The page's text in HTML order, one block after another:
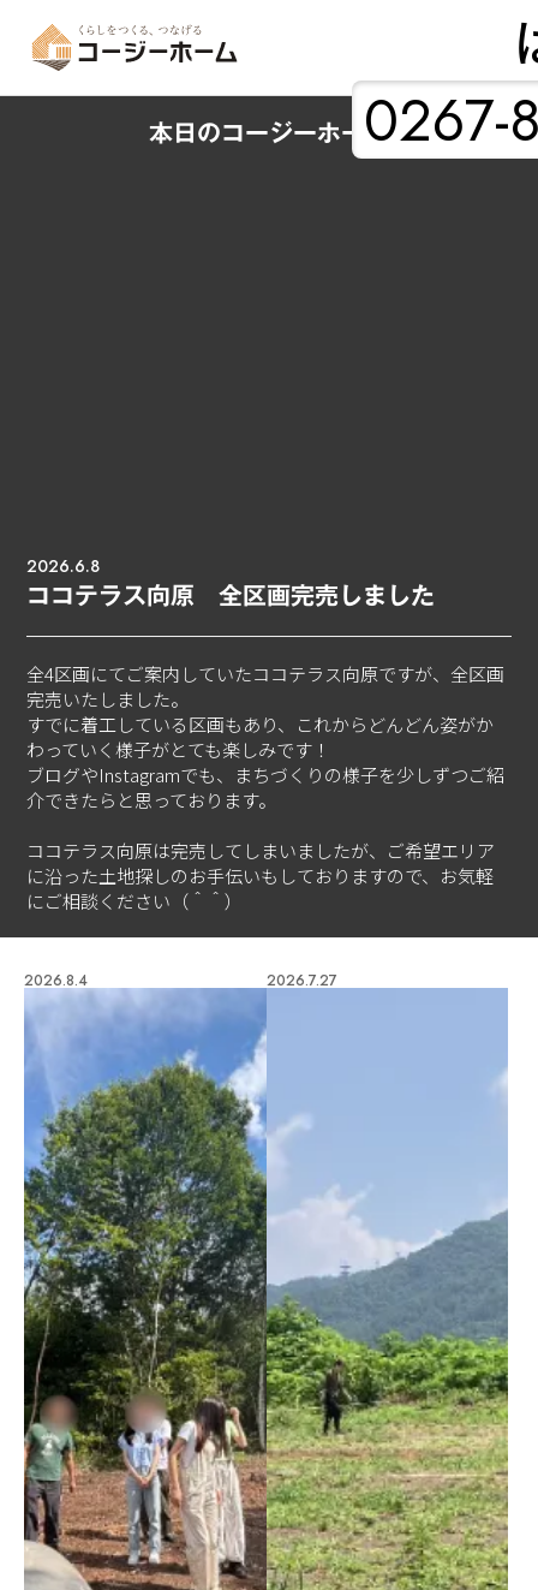
0267-
2026.6.8
ココテラス向原 全区画完売しました
全4区画にてご案内していたココテラス向原ですが、全区画
完売いたしました。
すでに着工している区画もあり、これからどんどん姿がか
わっていく様子がとても楽しみです！
ブログやInstagramでも、まちづくりの様子を少しずつご紹
介できたらと思っております。
ココテラス向原は完売してしまいましたが、ご希望エリア
に沿った土地探しのお手伝いもしておりますので、お気軽
にご相談ください（＾＾）
本日のコージーホーム
2026.8.4 2026.7.27